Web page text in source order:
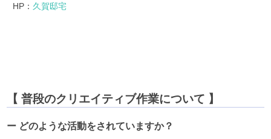
HP： 久賀邸宅
【 普段のクリエイティブ作業について 】
ー どのような活動をされていますか？